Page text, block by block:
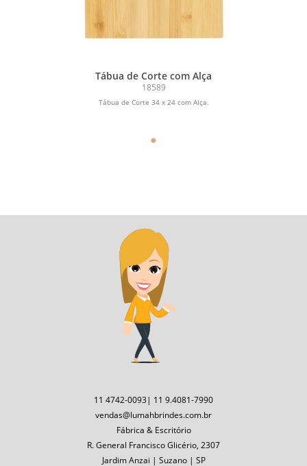
Tábua de Corte com Alça
18589
Tábua de Corte 34 x 24 com Alça.
11 4742-0093| 11 9.4081-7990
vendas@lumahbrindes.com.br
Fábrica & Escritório
R. General Francisco Glicério, 2307
Jardim Anzai | Suzano | SP